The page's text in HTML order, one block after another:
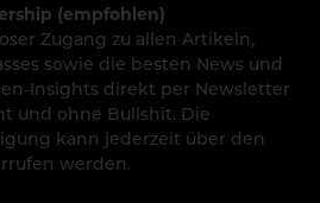
(empfohlen)
Zugang zu allen Artikeln,
sowie die besten News und
Insights direkt per Newsletter
und ohne Bullshit. Die
kann jederzeit über den
werden.